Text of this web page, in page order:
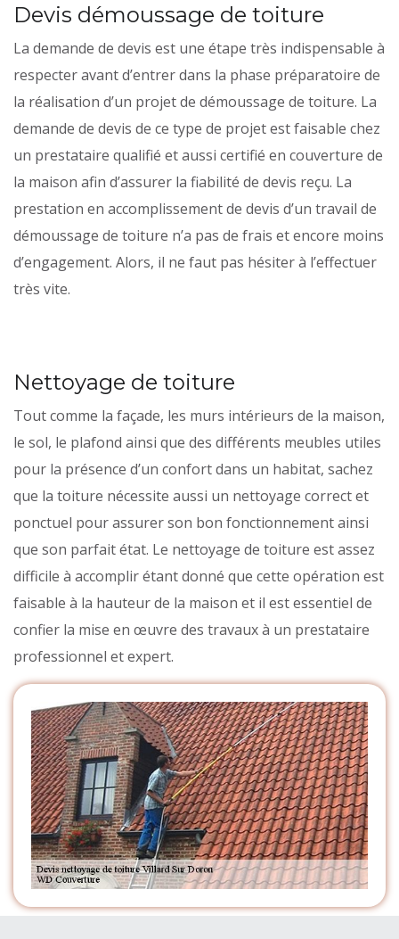
Devis démoussage de toiture
La demande de devis est une étape très indispensable à
respecter avant d’entrer dans la phase préparatoire de
la réalisation d’un projet de démoussage de toiture. La
demande de devis de ce type de projet est faisable chez
un prestataire qualifié et aussi certifié en couverture de
la maison afin d’assurer la fiabilité de devis reçu. La
prestation en accomplissement de devis d’un travail de
démoussage de toiture n’a pas de frais et encore moins
d’engagement. Alors, il ne faut pas hésiter à l’effectuer
très vite.
Nettoyage de toiture
Tout comme la façade, les murs intérieurs de la maison,
le sol, le plafond ainsi que des différents meubles utiles
pour la présence d’un confort dans un habitat, sachez
que la toiture nécessite aussi un nettoyage correct et
ponctuel pour assurer son bon fonctionnement ainsi
que son parfait état. Le nettoyage de toiture est assez
difficile à accomplir étant donné que cette opération est
faisable à la hauteur de la maison et il est essentiel de
confier la mise en œuvre des travaux à un prestataire
professionnel et expert.